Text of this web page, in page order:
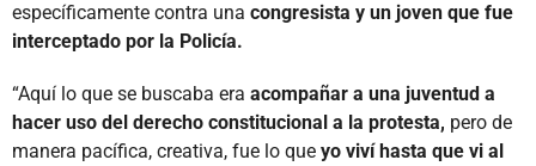
específicamente contra una congresista y un joven que fue
interceptado por la Policía.
“Aquí lo que se buscaba era acompañar a una juventud a
hacer uso del derecho constitucional a la protesta, pero de
manera pacífica, creativa, fue lo que yo viví hasta que vi al